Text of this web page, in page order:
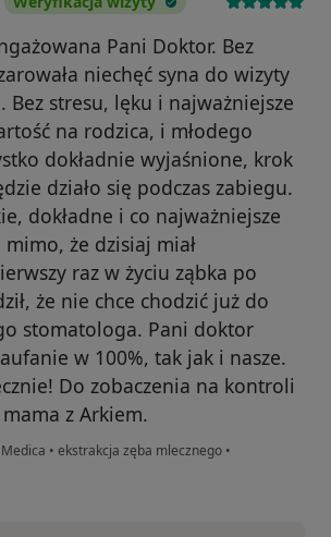
Pani Doktor. Bez
niechęć syna do wizyty
Bez stresu, lęku i najważniejsze
na rodzica, i młodego
dokładnie wyjaśnione, krok
działo się podczas zabiegu.
dokładne i co najważniejsze
mimo, że dzisiaj miał
raz w życiu ząbka po
że nie chce chodzić już do
stomatologa. Pani doktor
w 100%, tak jak i nasze.
Do zobaczenia na kontroli
z Arkiem.
• ekstrakcja zęba mlecznego •